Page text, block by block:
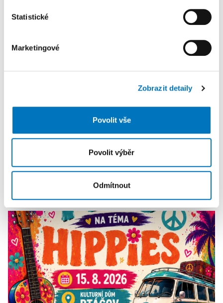
Svůj souhlas můžete kdykoliv změnit nebo odvolat v
K personalizaci obsahu a reklam, poskytování funkcí
sdílíme se svými partnery pro sociální média, inzerci a
získali v důsledku toho, že používáte jejich služby.
Statistické
Marketingové
Zobrazit detaily
Povolit vše
Povolit výběr
Odmítnout
PETRA KLEMENTOVÁ
14. 08.